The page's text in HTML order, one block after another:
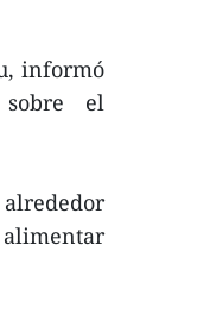
informó
sobre el